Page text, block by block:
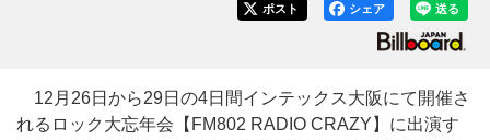
送る
シェア
ポスト
12月26日から29日の4日間インテックス大阪にて開催さ
れるロック大忘年会【FM802 RADIO CRAZY】に出演す